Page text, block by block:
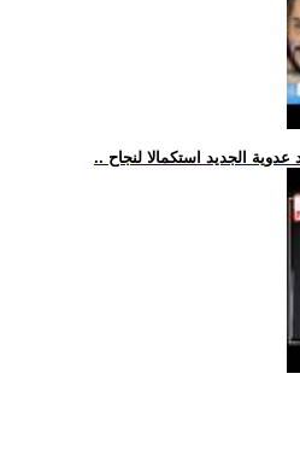
الجديد استكمالا لنجاح